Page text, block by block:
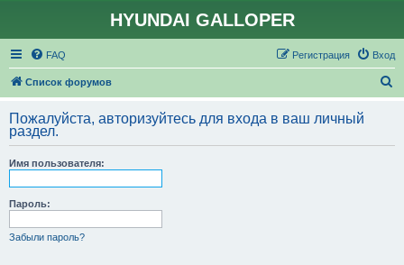
HYUNDAI GALLOPER
FAQ Вход
Регистрация
Список форумов
с
Пожалуйста, авторизуйтесь для входа в ваш личный
раздел.
Имя пользователя:
Пароль:
Забыли пароль?